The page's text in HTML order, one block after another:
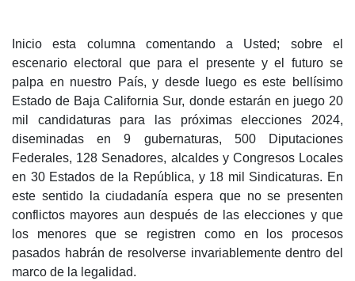
Inicio esta columna comentando a Usted; sobre el
escenario electoral que para el presente y el futuro se
palpa en nuestro País, y desde luego es este bellísimo
Estado de Baja California Sur, donde estarán en juego 20
mil candidaturas para las próximas elecciones 2024,
diseminadas en 9 gubernaturas, 500 Diputaciones
Federales, 128 Senadores, alcaldes y Congresos Locales
en 30 Estados de la República, y 18 mil Sindicaturas. En
este sentido la ciudadanía espera que no se presenten
conflictos mayores aun después de las elecciones y que
los menores que se registren como en los procesos
pasados habrán de resolverse invariablemente dentro del
marco de la legalidad.